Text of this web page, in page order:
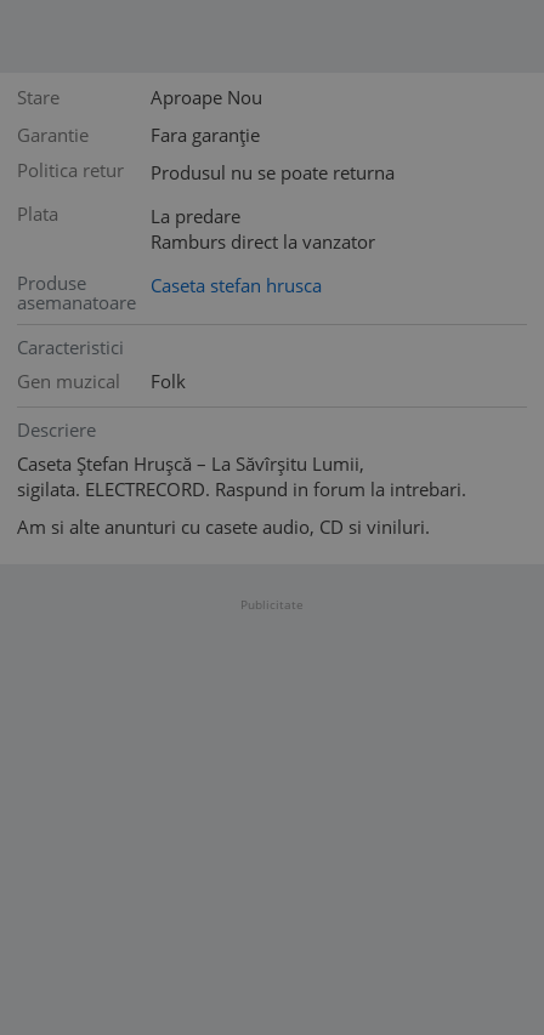
Stare
Aproape Nou
Garantie
Fara garanție
Politica retur
Produsul nu se poate returna
Plata
La predare
Ramburs direct la vanzator
Produse
asemanatoare
Caseta stefan hrusca
Caracteristici
Gen muzical
Folk
Descriere
Caseta Ștefan Hrușcă ‎– La Săvîrșitu Lumii,
sigilata. ELECTRECORD. Raspund in forum la intrebari.
Am si alte anunturi cu casete audio, CD si viniluri.
Publicitate